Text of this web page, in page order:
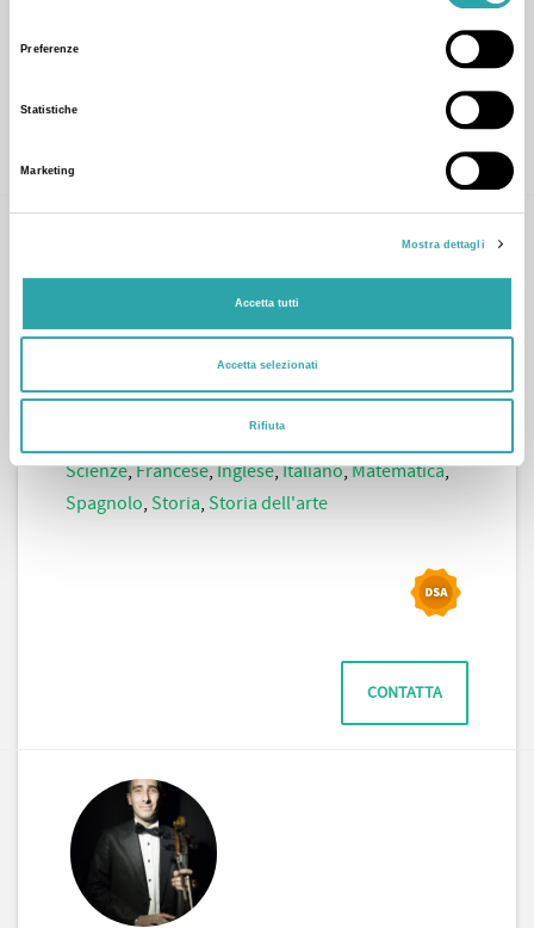
Preferenze
Statistiche
Marketing
Mostra dettagli
Accetta tutti
Accetta selezionati
Rifiuta
Luisa P.
Scienze,Francese,Inglese,Italiano,Matematica,
Spagnolo, Storia, Storia dell'arte
CONTATTA